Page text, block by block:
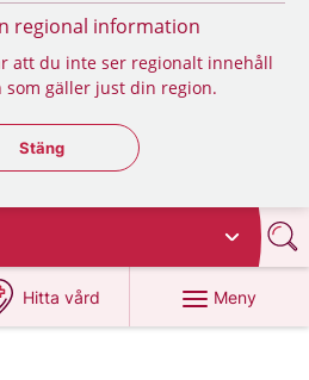
regional information
att du inte ser regionalt innehåll
gäller just din region.
Stäng regionsväljaren
Stäng
Hitta vård
på 1177.se
Meny